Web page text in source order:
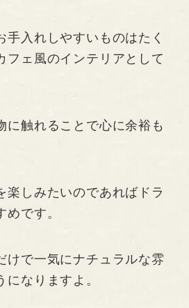
手入れしやすいものはたく
フェ風のインテリアとして
に触れることで心に余裕も
楽しみたいのであればドラ
めです。
けで一気にナチュラルな雰
になりますよ。